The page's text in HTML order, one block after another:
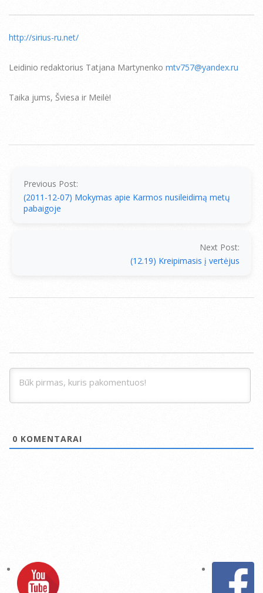
http://sirius-ru.net/
Leidinio redaktorius Tatjana Martynenko mtv757@yandex.ru
Taika jums, Šviesa ir Meilė!
Previous Post:
(2011-12-07) Mokymas apie Karmos nusileidimą metų
pabaigoje
Next Post:
(12.19) Kreipimasis į vertėjus
0 KOMENTARAI